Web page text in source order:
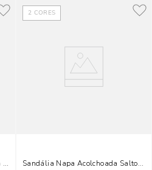
Brilho Strass Salto Taça Preta
2 CORES
Sandália Napa Acolchoada Salto